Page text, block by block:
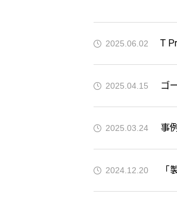
2025.06.02 T
2025.04.15 ゴ
2025.03.24 事
2024.12.20